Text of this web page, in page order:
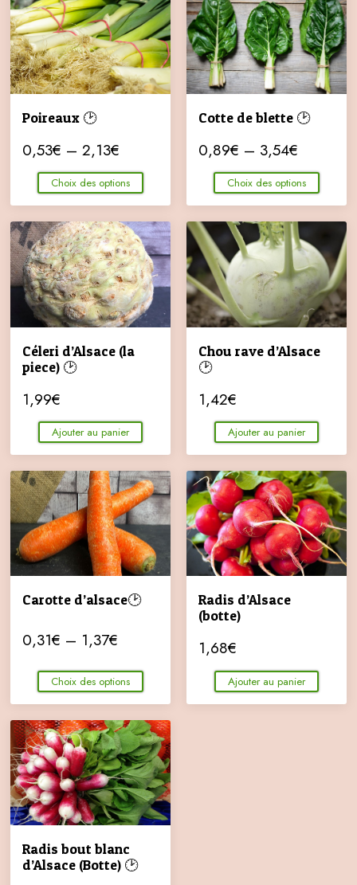
Poireaux 🕑
0,53€ –2,13€
Choix des options
Cotte de blette 🕑
0,89€ – 3,54€
Choix des options
Céleri d’Alsace (la
piece) 🕑
1,99€
Ajouter au panier
Chou rave d’Alsace
🕑
1,42€
Ajouter au panier
Carotte d’alsace🕑
0,31€ – 1,37€
Choix des options
Radis d’Alsace
(botte)
1,68€
Ajouter au panier
Radis bout blanc
d’Alsace (Botte) 🕑